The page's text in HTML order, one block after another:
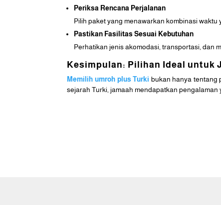
Periksa Rencana Perjalanan
Pilih paket yang menawarkan kombinasi
Pastikan Fasilitas Sesuai Kebutuhan
Perhatikan jenis akomodasi, transportasi, dan
Kesimpulan: Pilihan Ideal untuk
Memilih umroh plus Turki bukan hanya tentang
sejarah Turki, jamaah mendapatkan pengalaman